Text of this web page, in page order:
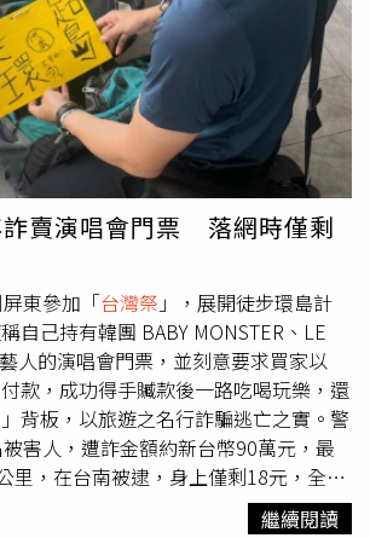
獲得直接向現場朋友們介紹的機會，大
美食之都，推薦民眾品嘗台南虱目魚鬆
仁飯、擔仔麵、芒果冰等特色小吃料理。
到台南市農業局攤位試吃各式農漁加工
發放試吃品，受到熱烈歡迎，短短幾分鐘
取一空。黃市長也預告等到3月，也可
鳳梨等提供給大家。本次「
台灣祭in
單位「台灣祭執行委員會」長期於日本
活動，2026年則以「台南」為主題意
產」等元素，現場推出台南食材製成的
年節氣氛的台南普濟殿燈籠等，活動將
止，預計吸引約15萬人次入場。黃偉哲
台南優質食材的好味道深植日本民眾心
蹄拜會數家通路商，期透過多元管道，讓
創佳績。
賣演唱會門票 落網時僅剩
東參加「台灣祭 」，展開徒步環島計
自己持有韓團 BABY MONSTER、LE
人的演唱會門票，並刻意要求買家以
付款，成功得手贓款後一路吃喝玩樂，還
背板，以旅遊之名行詐騙逃亡之實。警
害人，遭詐金額約新台幣90萬元，最
里，在台南被逮，身上僅剩18元，全案
聲押獲准。據了解，楊嫌過去已有詐欺
繼續閱讀